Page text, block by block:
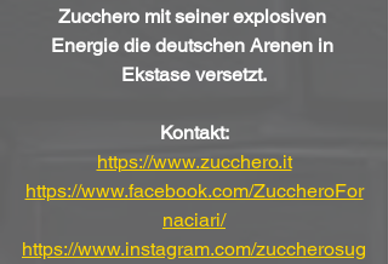
Zucchero mit seiner explosiven
Energie die deutschen Arenen in
Ekstase versetzt.
Kontakt:
https://www.zucchero.it
https://www.facebook.com/ZuccheroFor
naciari/
https://www.instagram.com/zuccherosug